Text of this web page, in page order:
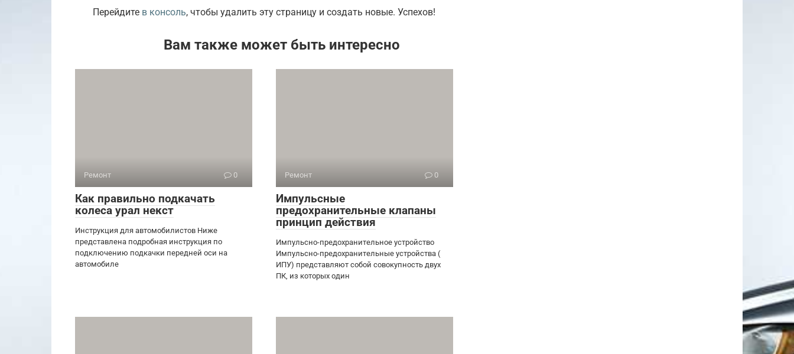
Перейдите в консоль, чтобы удалить эту страницу и создать новые. Успехов!
Вам также может быть интересно
Ремонт 0
Как правильно подкачать
колеса урал некст
Инструкция для автомобилистов Ниже
представлена подробная инструкция по
подключению подкачки передней оси на
автомобиле
Ремонт 0
Импульсные
предохранительные клапаны
принцип действия
Импульсно-предохранительное устройство
Импульсно-предохранительные устройства (
ИПУ) представляют собой совокупность двух
ПК, из которых один